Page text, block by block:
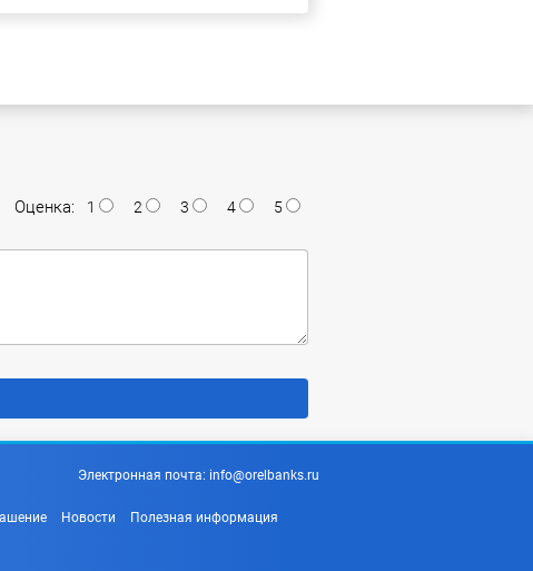
Оценка: 1 2 3 4 5
Электронная почта: info@orelbanks.ru
Новости
Полезная информация